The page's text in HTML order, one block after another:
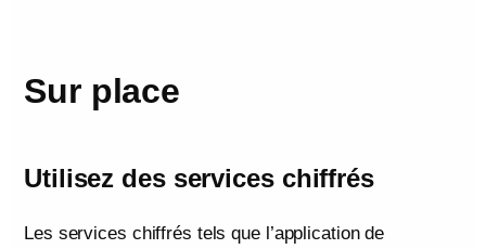
Sur place
Utilisez des services chiffrés
Les services chiffrés tels que l’application de